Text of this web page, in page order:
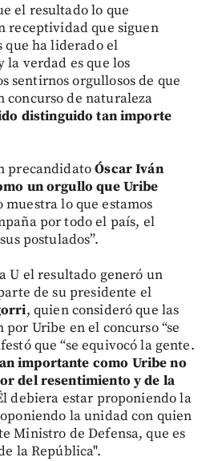
el resultado lo que
receptividad que siguen
que ha liderado el
verdad es que los
sentirnos orgullosos de que
concurso de naturaleza
distinguido tan importe
precandidatoÓscar Iván
un orgullo que Uribe
muestra lo que estamos
por todo el país, el
postulados”.
U el resultado generó un
de su presidente el
, quien consideró que las
Uribe en el concurso “se
que “se equivocó la gente.
importante como Uribe no
del resentimiento y de la
debiera estar proponiendo la
la unidad con quien
Ministro de Defensa, que es
la República".